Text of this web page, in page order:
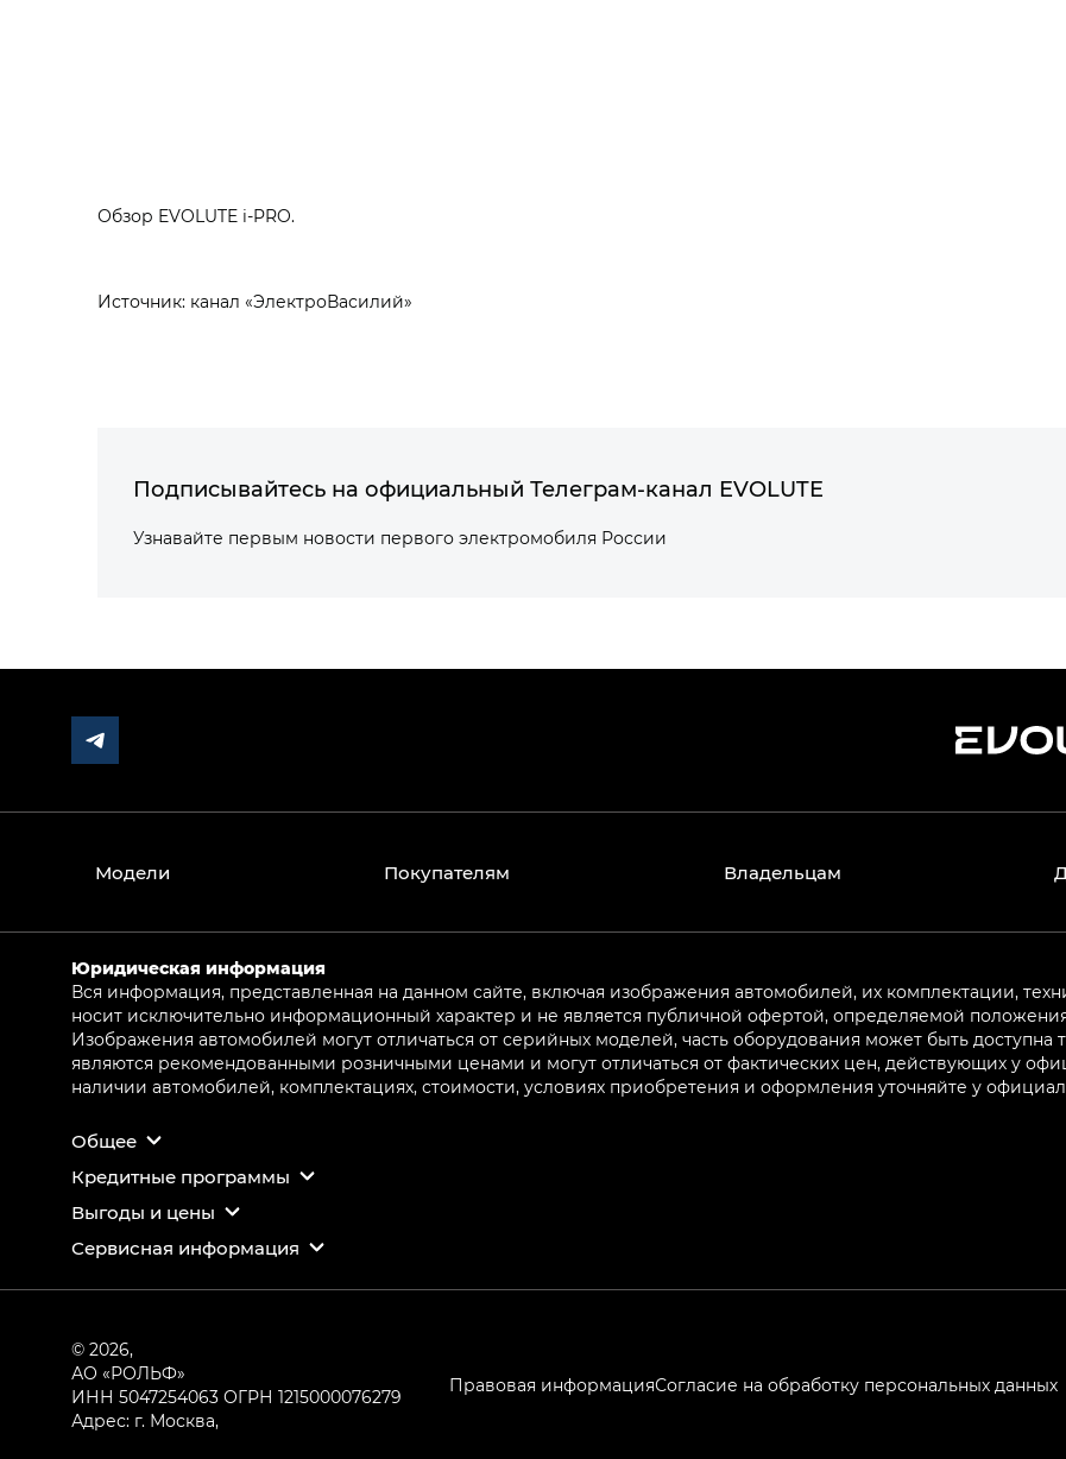
Обзор EVOLUTE i‑PRO.
Источник: канал «ЭлектроВасилий»
Подписывайтесь на официальный Телеграм-канал EVOLUTE
Узнавайте первым новости первого электромобиля России
Модели Покупателям Владельцам
Юридическая информация
Вся информация, представленная на данном сайте, включая изображения автомобилей, их комплектации,
носит исключительно информационный характер и не является публичной офертой, определяемой
Изображения автомобилей могут отличаться от серийных моделей, часть оборудования может быть доступна
являются рекомендованными розничными ценами и могут отличаться от фактических цен, действующих у
наличии автомобилей, комплектациях, стоимости, условиях приобретения и оформления уточняйте у
Общее
Кредитные программы
Выгоды и цены
Сервисная информация
© 2026,
АО «РОЛЬФ»
ИНН 5047254063 ОГРН 1215000076279
Адрес: г. Москва,
Правовая информацияСогласие на обработку персональных данных